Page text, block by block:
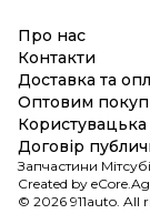
Про нас
Контакти
Доставка та
Оптовим
Користувацька
Договір
Created by
Запчастини
© 2026 911auto. All